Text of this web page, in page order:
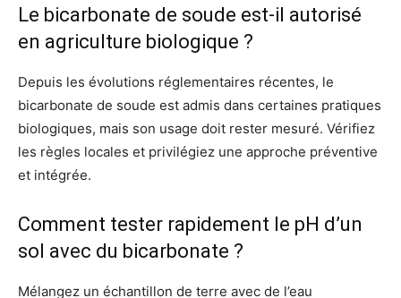
Le bicarbonate de soude est-il autorisé
en agriculture biologique ?
Depuis les évolutions réglementaires récentes, le
bicarbonate de soude est admis dans certaines pratiques
biologiques, mais son usage doit rester mesuré. Vérifiez
les règles locales et privilégiez une approche préventive
et intégrée.
Comment tester rapidement le pH d’un
sol avec du bicarbonate ?
Mélangez un échantillon de terre avec de l’eau